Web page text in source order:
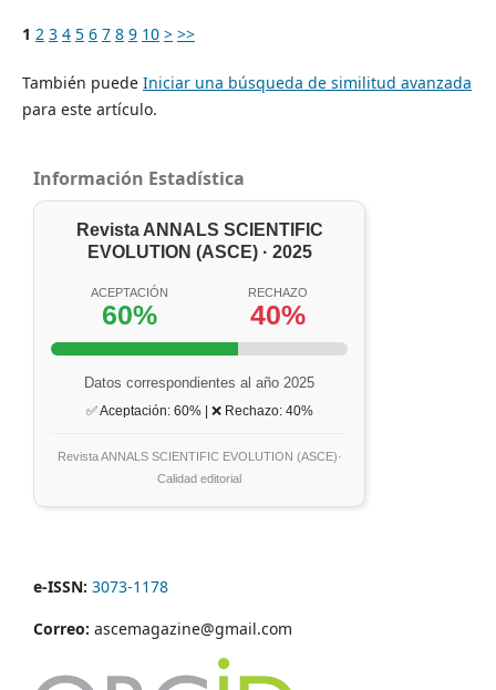
1 2 3 4 5 6 7 8 9 10 > >>
También puede Iniciar una búsqueda de similitud avanzada
para este artículo.
Información Estadística
Revista ANNALS SCIENTIFIC
EVOLUTION (ASCE) · 2025
ACEPTACIÓN
60%
RECHAZO
40%
Datos correspondientes al año 2025
✅ Aceptación: 60% | ❌ Rechazo: 40%
Revista ANNALS SCIENTIFIC EVOLUTION (ASCE)·
Calidad editorial
e-ISSN: 3073-1178
Correo: ascemagazine@gmail.com